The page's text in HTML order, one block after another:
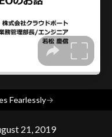
Fearlessly→
21, 2019